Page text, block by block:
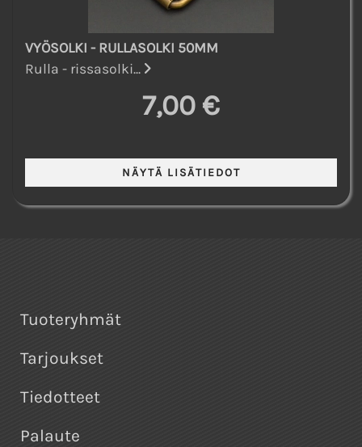
VYÖSOLKI - RULLASOLKI 50MM
Rulla - rissasolki...
7,00 €
Tuoteryhmät
Tarjoukset
Tiedotteet
Palaute